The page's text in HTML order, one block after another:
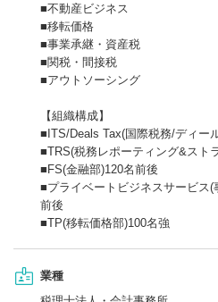
■不動産ビジネス
■移転価格
■事業承継・資産税
■関税・間接税
■アウトソーシング
【組織構成】
■ITS/Deals Tax(国際税務/ディー
■TRS(税務レポーティング&スト
■FS(金融部)120名前後
■プライベートビジネスサービス
前後
■TP(移転価格部)100名強
業種